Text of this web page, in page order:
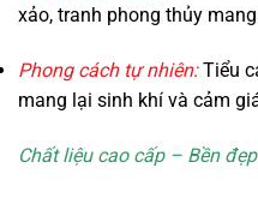
xảo, tranh phong thủy
Phong cách tự nhiên:Tiểu
mang lại sinh khí và cảm
Chất liệu cao cấp – Bền